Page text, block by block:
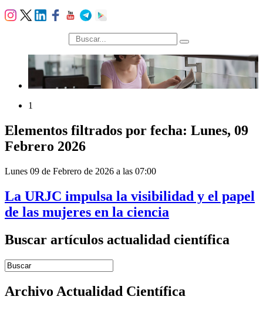
búsqueda
1
Elementos filtrados por fecha: Lunes, 09
Febrero 2026
Lunes 09 de Febrero de 2026 a las 07:00
La URJC impulsa la visibilidad y el papel
de las mujeres en la ciencia
Buscar artículos actualidad científica
Introduce términos de búsqueda
Archivo Actualidad Científica